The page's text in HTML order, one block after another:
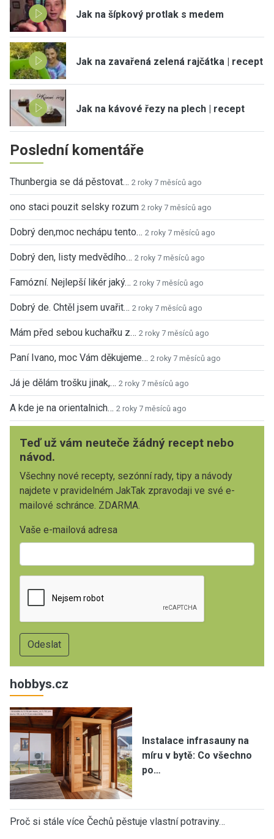
Jak na šípkový protlak s medem
Jak na zavařená zelená rajčátka | recept
Jak na kávové řezy na plech | recept
Poslední komentáře
Thunbergia se dá pěstovat… 2 roky 7 měsíců ago
ono staci pouzit selsky rozum 2 roky 7 měsíců ago
Dobrý den,moc nechápu tento… 2 roky 7 měsíců ago
Dobrý den, listy medvědího… 2 roky 7 měsíců ago
Famózní. Nejlepší likér jaký… 2 roky 7 měsíců ago
Dobrý de. Chtěl jsem uvařit… 2 roky 7 měsíců ago
Mám před sebou kuchařku z… 2 roky 7 měsíců ago
Paní Ivano, moc Vám děkujeme… 2 roky 7 měsíců ago
Já je dělám trošku jinak,… 2 roky 7 měsíců ago
A kde je na orientalnich… 2 roky 7 měsíců ago
Teď už vám neuteče žádný recept nebo
návod.
Všechny nové recepty, sezónní rady, tipy a návody
najdete v pravidelném JakTak zpravodaji ve své e-
mailové schránce. ZDARMA.
Vaše e-mailová adresa
hobbys.cz
Instalace infrasauny na
míru v bytě: Co všechno
po…
Proč si stále více Čechů pěstuje vlastní potraviny…